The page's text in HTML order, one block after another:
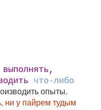
что-либо
опыты.
ни у пайрем тудым